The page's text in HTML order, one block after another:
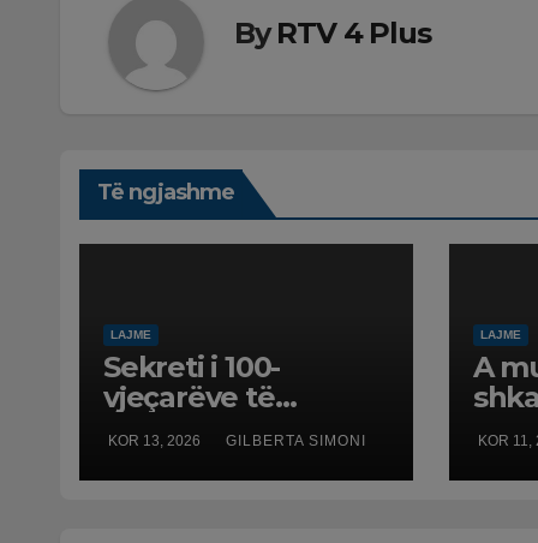
ByRTV 4 Plus
Të ngjashme
LAJME
Sekreti i 100-
vjeçarëve të
Sardenjës/ Studimi
zbulon rolin e
mendjes dhe
KOR 13, 2026 GILBERTA SIMONI
LAJME
A
një
KOR 11,